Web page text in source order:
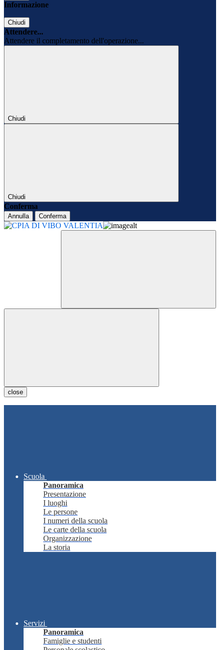
Informazione
Chiudi
Attendere...
Attendere il completamento dell'operazione...
Chiudi
Chiudi
Conferma
Annulla Conferma
close
Scuola
Panoramica
Presentazione
I luoghi
Le persone
I numeri della scuola
Le carte della scuola
Organizzazione
La storia
Servizi
Panoramica
Famiglie e studenti